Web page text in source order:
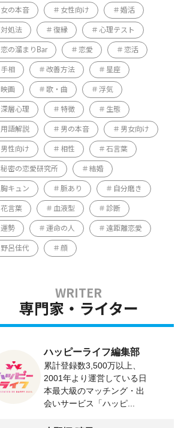
女の本音 女性向け 婚活
対処法 復縁 心理テスト
恋の溜まりBar 恋愛 恋活
手相 改善方法 星座
映画 歌・曲 浮気
深層心理 特徴 生態
用語解説 男の本音 男女向け
男性向け 相性 石言葉
秘密の恋愛研究所 結婚
胸キュン 脈あり 自分磨き
花言葉 血液型 診断
運勢 運命の人 遠距離恋愛
野呂佳代 顔
専門家・ライター
ハッピーライフ編集部
累計登録数3,500万以上、
2001年より運営している日
本最大級のマッチング・出
会いサービス「ハッピ...